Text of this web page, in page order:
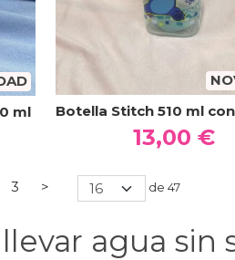
ml
Botella Stitch 510 ml
13,00 €
3 > de 47
agua sin